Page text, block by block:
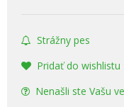
Strážny pes
Pridať do wishlistu
Nenašli ste Vašu